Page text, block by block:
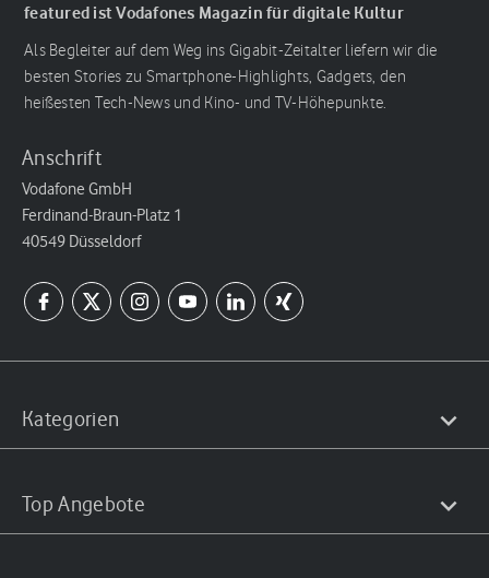
featured ist Vodafones Magazin für digitale Kultur
Als Begleiter auf dem Weg ins Gigabit-Zeitalter liefern wir die
besten Stories zu Smartphone-Highlights, Gadgets, den
heißesten Tech-News und Kino- und TV-Höhepunkte.
Anschrift
Vodafone GmbH
Ferdinand-Braun-Platz 1
40549 Düsseldorf
Kategorien
Top Angebote